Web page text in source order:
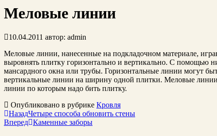
Меловые линии
10.04.2011 автор: admin
Меловые линии, нанесенные на подкладочном материале,
выровнять плитку горизонтально и вертикально. С помощью
мансардного окна или трубы. Горизонтальные линии могут
вертикальные линии на ширину одной плитки. Меловые
линии по которым надо бить плитку.
Опубликовано в рубрике Кровля
НазадЧетыре способа обновить стены
Вперед Каменные заборы